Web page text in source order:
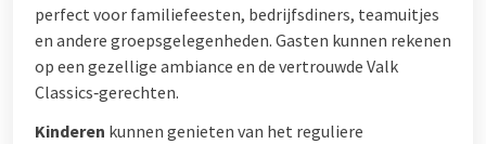
perfect voor familiefeesten, bedrijfsdiners, teamuitjes
en andere groepsgelegenheden. Gasten kunnen rekenen
op een gezellige ambiance en de vertrouwde Valk
Classics‑gerechten.
Kinderen kunnen genieten van het reguliere